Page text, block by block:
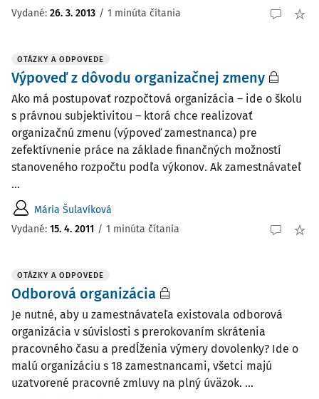
Vydané: 26. 3. 2013 / 1 minúta čítania
OTÁZKY A ODPOVEDE
Výpoveď z dôvodu organizačnej zmeny
Ako má postupovať rozpočtová organizácia – ide o školu
s právnou subjektivitou – ktorá chce realizovať
organizačnú zmenu (výpoveď zamestnanca) pre
zefektívnenie práce na základe finančných možností
stanoveného rozpočtu podľa výkonov. Ak zamestnávateľ
...
Mária Šulavíková
Vydané: 15. 4. 2011 / 1 minúta čítania
OTÁZKY A ODPOVEDE
Odborová organizácia
Je nutné, aby u zamestnávateľa existovala odborová
organizácia v súvislosti s prerokovaním skrátenia
pracovného času a predĺženia výmery dovolenky? Ide o
malú organizáciu s 18 zamestnancami, všetci majú
uzatvorené pracovné zmluvy na plný úväzok. ...